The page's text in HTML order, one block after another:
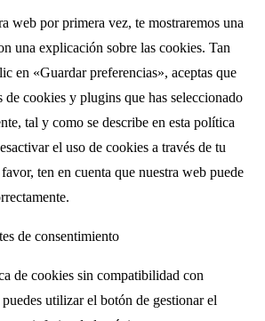
web por primera vez, te mostraremos una
una explicación sobre las cookies. Tan
en «Guardar preferencias», aceptas que
de cookies y plugins que has seleccionado
tal y como se describe en esta política
el uso de cookies a través de tu
ten en cuenta que nuestra web puede
de consentimiento
de cookies sin compatibilidad con
utilizar el botón de gestionar el